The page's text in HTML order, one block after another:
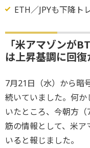
ETH／JPYも下降ト
「米アマゾンが
は上昇基調に回復
7月21日（水）から暗
続いていました。何
いたところ、今朝方
筋の情報として、米
いると報じました。